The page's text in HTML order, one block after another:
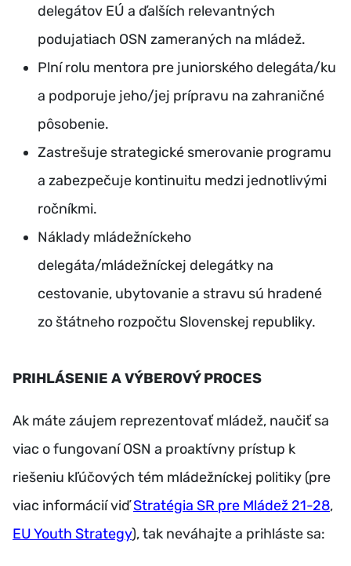
delegátov EÚ a ďalších relevantných
podujatiach OSN zameraných na mládež.
Plní rolu mentora pre juniorského delegáta/ku
a podporuje jeho/jej prípravu na zahraničné
pôsobenie.
Zastrešuje strategické smerovanie programu
a zabezpečuje kontinuitu medzi jednotlivými
ročníkmi.
Náklady mládežníckeho
delegáta/mládežníckej delegátky na
cestovanie, ubytovanie a stravu sú hradené
zo štátneho rozpočtu Slovenskej republiky.
PRIHLÁSENIE A VÝBEROVÝ PROCES
Ak máte záujem reprezentovať mládež, naučiť sa
viac o fungovaní OSN a proaktívny prístup k
riešeniu kľúčových tém mládežníckej politiky (pre
viac informácií viďStratégia SR pre Mládež 21-28,
EU Youth Strategy), tak neváhajte a prihláste sa: